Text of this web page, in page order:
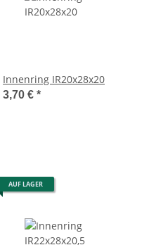
Innenring IR20x28x20
3,70 € *
AUF LAGER